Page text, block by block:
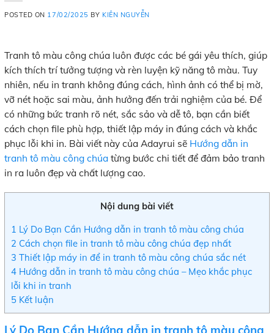
POSTED ON 17/02/2025 BY KIÊN NGUYỄN
Tranh tô màu công chúa luôn được các bé gái yêu thích, giúp
kích thích trí tưởng tượng và rèn luyện kỹ năng tô màu. Tuy
nhiên, nếu in tranh không đúng cách, hình ảnh có thể bị mờ,
vỡ nét hoặc sai màu, ảnh hưởng đến trải nghiệm của bé. Để
có những bức tranh rõ nét, sắc sảo và dễ tô, bạn cần biết
cách chọn file phù hợp, thiết lập máy in đúng cách và khắc
phục lỗi khi in. Bài viết này của Adayrui sẽ Hướng dẫn in
tranh tô màu công chúa từng bước chi tiết để đảm bảo tranh
in ra luôn đẹp và chất lượng cao.
Nội dung bài viết
1 Lý Do Bạn Cần Hướng dẫn in tranh tô màu công chúa
2 Cách chọn file in tranh tô màu công chúa đẹp nhất
3 Thiết lập máy in để in tranh tô màu công chúa sắc nét
4 Hướng dẫn in tranh tô màu công chúa – Mẹo khắc phục
lỗi khi in tranh
5 Kết luận
Lý Do Bạn Cần Hướng dẫn in tranh tô màu công